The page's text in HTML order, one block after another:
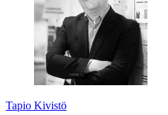
Tapio Kivistö